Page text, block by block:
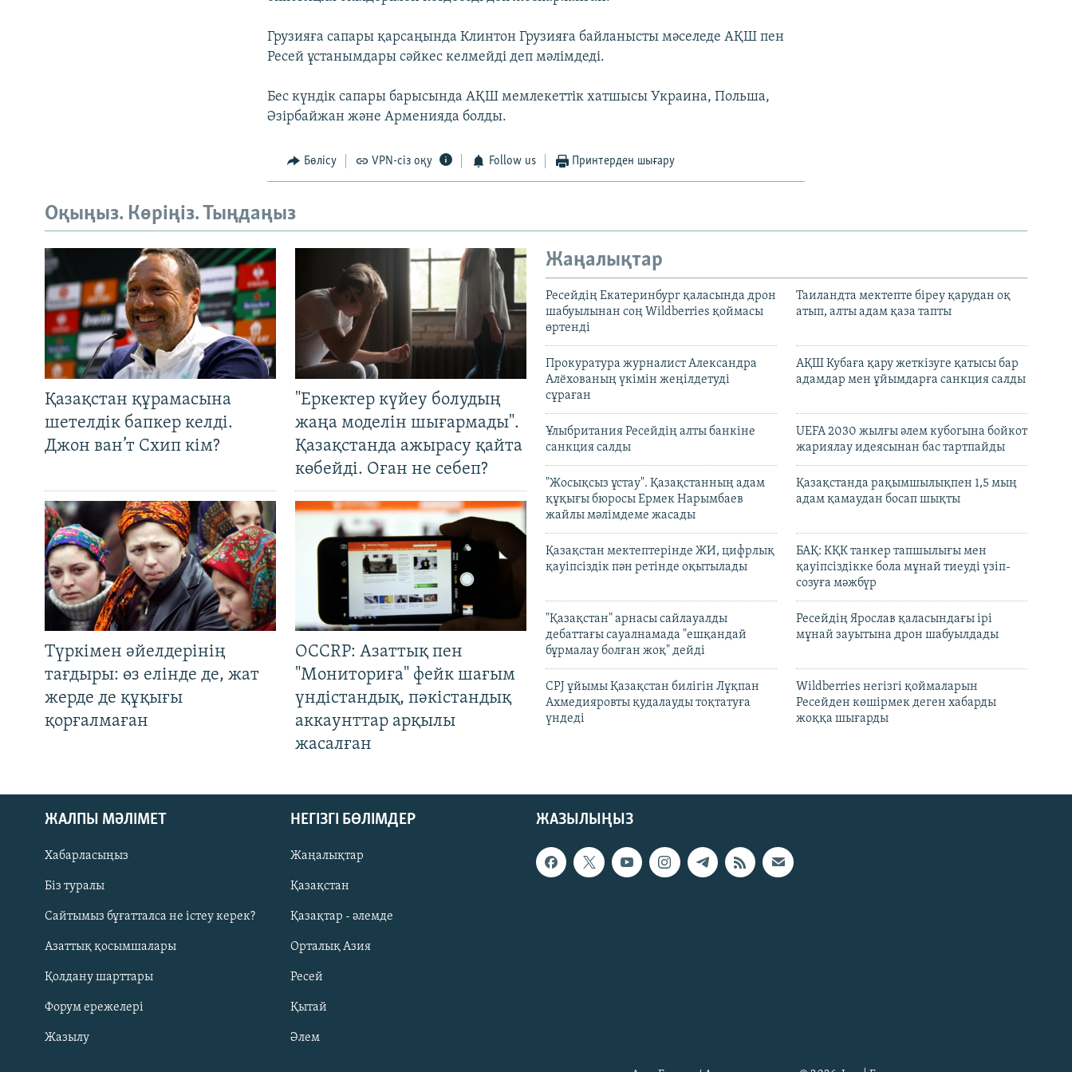
Русский
ЖАЗЫЛЫҢЫЗ
Грузияға сапары қарсаңында Клинтон Грузияға байланысты мәселеде АҚШ пен
Ресей ұстанымдары сәйкес келмейді деп мәлімдеді.
Бес күндік сапары барысында АҚШ мемлекеттік хатшысы Украина, Польша,
Әзірбайжан және Арменияда болды.
Бөлісу VPN-сіз оқу Follow us Принтерден шығару
Оқыңыз. Көріңіз. Тыңдаңыз
Қазақстан құрамасына
шетелдік бапкер келді.
Джон ван’т Схип кім?
"Еркектер күйеу болудың
жаңа моделін шығармады".
Қазақстанда ажырасу қайта
көбейді. Оған не себеп?
Түркімен әйелдерінің
тағдыры: өз елінде де, жат
жерде де құқығы
қорғалмаған
OCCRP: Азаттық пен
"Мониториға" фейк шағым
үндістандық, пәкістандық
аккаунттар арқылы
жасалған
Жаңалықтар
Ресейдің Екатеринбург қаласында дрон
шабуылынан соң Wildberries қоймасы
өртенді
Таиландта мектепте біреу қарудан оқ
атып, алты адам қаза тапты
Прокуратура журналист Александра
Алёхованың үкімін жеңілдетуді
сұраған
АҚШ Кубаға қару жеткізуге қатысы бар
адамдар мен ұйымдарға санкция салды
Ұлыбритания Ресейдің алты банкіне
санкция салды
UEFA 2030 жылғы әлем кубогына бойкот
жариялау идеясынан бас тартпайды
"Жосықсыз ұстау". Қазақстанның адам
құқығы бюросы Ермек Нарымбаев
жайлы мәлімдеме жасады
Қазақстанда рақымшылықпен 1,5 мың
адам қамаудан босап шықты
Қазақстан мектептерінде ЖИ, цифрлық
қауіпсіздік пән ретінде оқытылады
БАҚ: КҚК танкер тапшылығы мен
қауіпсіздікке бола мұнай тиеуді үзіп-
созуға мәжбүр
"Қазақстан" арнасы сайлауалды
дебаттағы сауалнамада "ешқандай
бұрмалау болған жоқ" дейді
Ресейдің Ярослав қаласындағы ірі
мұнай зауытына дрон шабуылдады
CPJ ұйымы Қазақстан билігін Лұқпан
Ахмедияровты қудалауды тоқтатуға
үндеді
Wildberries негізгі қоймаларын
Ресейден көшірмек деген хабарды
жоққа шығарды
ЖАЗЫЛЫҢЫЗ
ЖАЛПЫ МӘЛІМЕТ
Хабарласыңыз
Біз туралы
Сайтымыз бұғатталса не істеу керек?
Азаттық қосымшалары
Қолдану шарттары
Форум ережелері
Жазылу
НЕГІЗГІ БӨЛІМДЕР
Жаңалықтар
Қазақстан
Қазақтар - әлемде
Орталық Азия
Ресей
Қытай
Әлем